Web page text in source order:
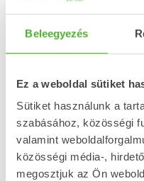
Beleegyezés
Ez a weboldal sütiket
Sütiket használunk a
szabásához, közösségi
valamint
közösségi média-,
megosztjuk az Ön
Kapcsolódó